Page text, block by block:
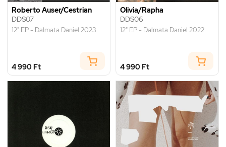
Roberto Auser/Cestrian
DDS07
12" EP - Dalmata Daniel 2023
4 990 Ft
Olivia/Rapha
DDS06
12" EP - Dalmata Daniel 2022
4 990 Ft